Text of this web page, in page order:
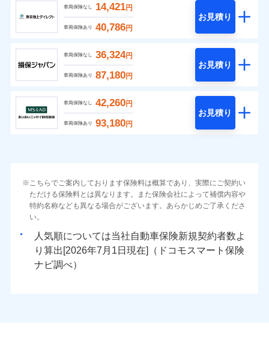
車両保険なし 14,421円
車両保険あり 40,786円
お見積り
車両保険なし 36,324円
車両保険あり 87,180円
お見積り
車両保険なし 42,260円
車両保険あり 93,180円
お見積り
こちらでご案内しております保険料は概算であり、実際にご契約い
ただける保険料とは異なります。また保険会社によって補償内容や
特約名称なども異なる場合がございます。あらかじめご了承くださ
い。
人気順については当社
新規契約者数よ
り算出[
年 月
日現在]（ドコモスマート保険
ナビ調べ）